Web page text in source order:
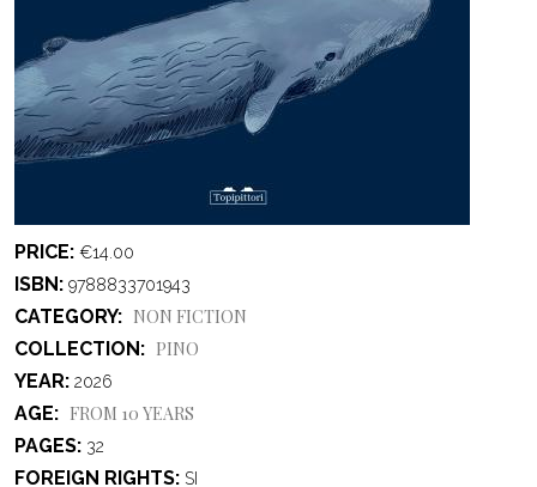
PRICE €14.00
ISBN 9788833701943
CATEGORY
NON FICTION
COLLECTION
PINO
YEAR 2026
AGE
FROM 10 YEARS
PAGES 32
FOREIGN RIGHTS SI